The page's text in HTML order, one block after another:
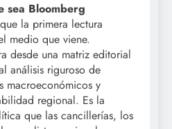
sea Bloomberg
la primera lectura
medio que viene.
desde una matriz editorial
análisis riguroso de
macroeconómicos y
regional. Es la
que las cancillerías, los